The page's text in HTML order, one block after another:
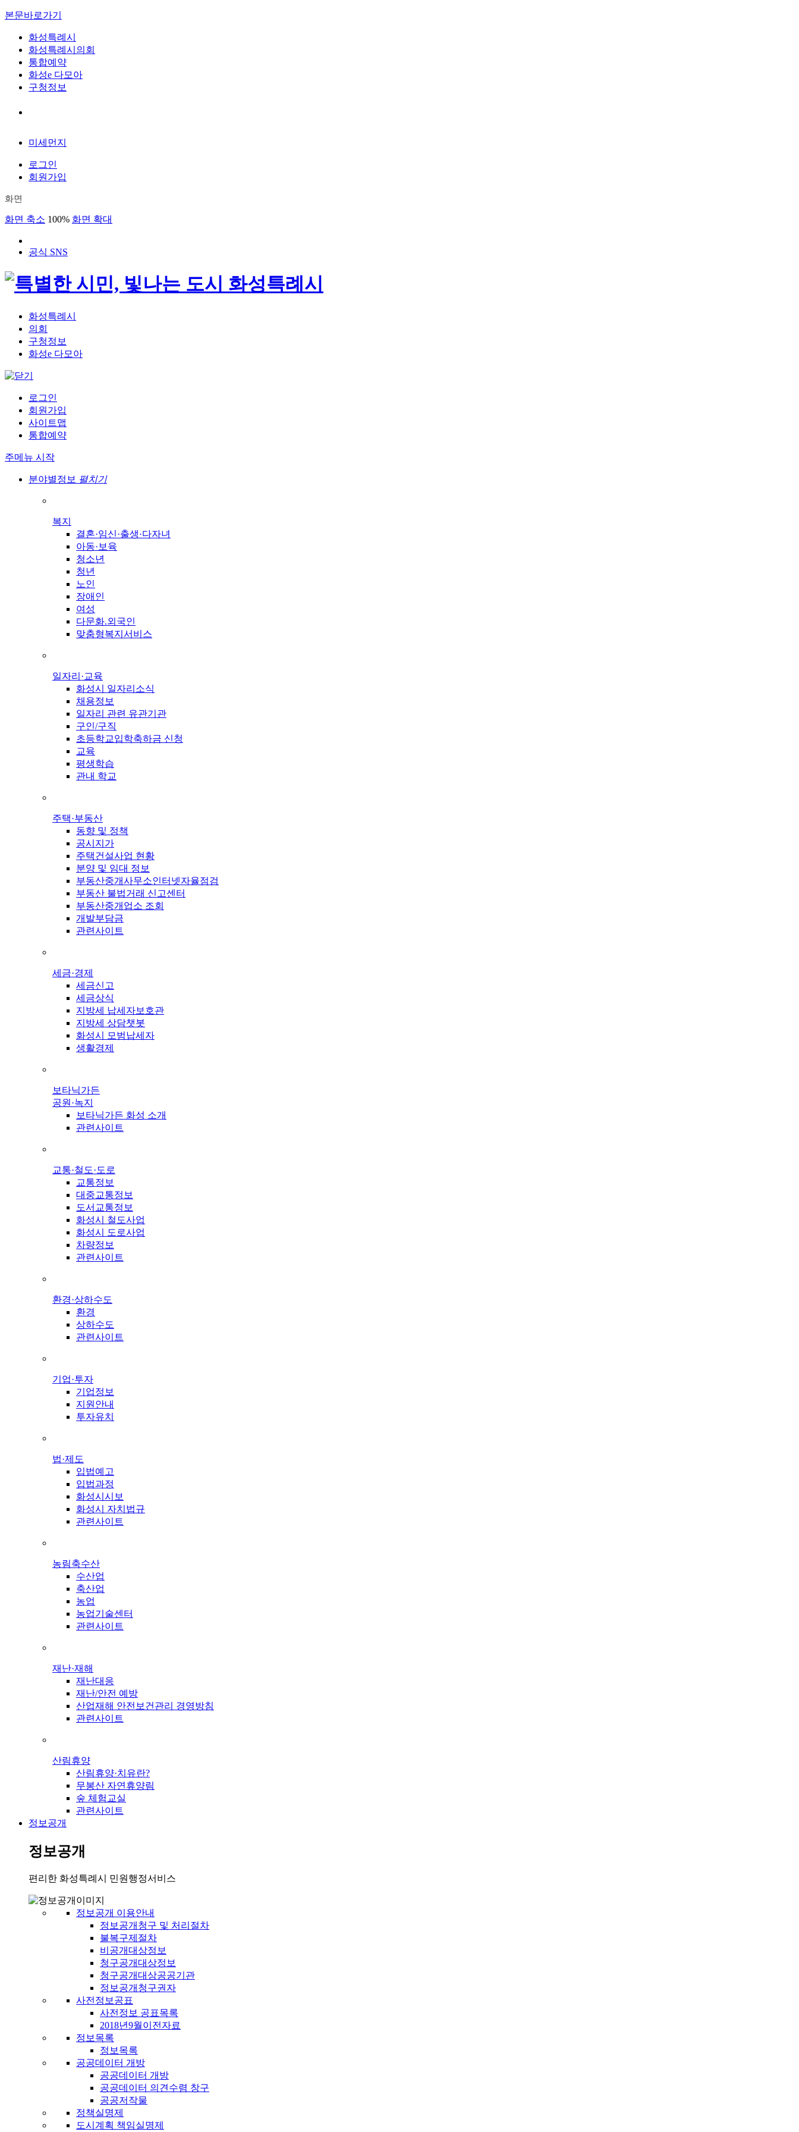
본문바로가기
화성특례시
화성특례시의회
통합예약
화성e 다모아
구청정보
미세먼지
로그인
회원가입
화면
화면 축소 100% 화면 확대
공식 SNS
화성특례시
의회
구청정보
화성e 다모아
로그인
회원가입
사이트맵
통합예약
주메뉴 시작
분야별정보 펼치기
복지
결혼·임신·출생·다자녀
아동·보육
청소년
청년
노인
장애인
여성
다문화.외국인
맞춤형복지서비스
일자리·교육
화성시 일자리소식
채용정보
일자리 관련 유관기관
구인/구직
초등학교입학축하금 신청
교육
평생학습
관내 학교
주택·부동산
동향 및 정책
공시지가
주택건설사업 현황
분양 및 임대 정보
부동산중개사무소인터넷자율점검
부동산 불법거래 신고센터
부동산중개업소 조회
개발부담금
관련사이트
세금·경제
세금신고
세금상식
지방세 납세자보호관
지방세 상담챗봇
화성시 모범납세자
생활경제
보타닉가든
공원·녹지
보타닉가든 화성 소개
관련사이트
교통·철도·도로
교통정보
대중교통정보
도서교통정보
화성시 철도사업
화성시 도로사업
차량정보
관련사이트
환경·상하수도
환경
상하수도
관련사이트
기업·투자
기업정보
지원안내
투자유치
법·제도
입법예고
입법과정
화성시시보
화성시 자치법규
관련사이트
농림축수산
수산업
축산업
농업
농업기술센터
관련사이트
재난·재해
재난대응
재난/안전 예방
산업재해 안전보건관리 경영방침
관련사이트
산림휴양
산림휴양·치유란?
무봉산 자연휴양림
숲 체험교실
관련사이트
정보공개
정보공개
편리한 화성특례시 민원행정서비스
정보공개 이용안내
정보공개청구 및 처리절차
불복구제절차
비공개대상정보
청구공개대상정보
청구공개대상공공기관
정보공개청구권자
사전정보공표
사전정보 공표목록
2018년9월이전자료
정보목록
정보목록
공공데이터 개방
공공데이터 개방
공공데이터 의견수렴 창구
공공저작물
정책실명제
도시계획 책임실명제